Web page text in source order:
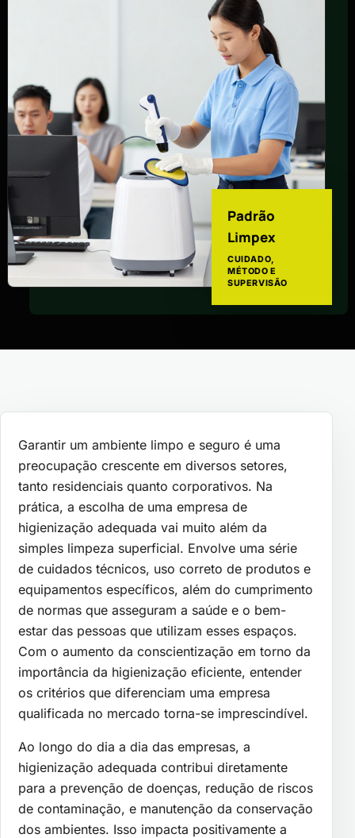
Padrão
Limpex
CUIDADO,
MÉTODO E
SUPERVISÃO
Garantir um ambiente limpo e seguro é uma
preocupação crescente em diversos setores,
tanto residenciais quanto corporativos. Na
prática, a escolha de uma empresa de
higienização adequada vai muito além da
simples limpeza superficial. Envolve uma série
de cuidados técnicos, uso correto de produtos e
equipamentos específicos, além do cumprimento
de normas que asseguram a saúde e o bem-
estar das pessoas que utilizam esses espaços.
Com o aumento da conscientização em torno da
importância da higienização eficiente, entender
os critérios que diferenciam uma empresa
qualificada no mercado torna-se imprescindível.
Ao longo do dia a dia das empresas, a
higienização adequada contribui diretamente
para a prevenção de doenças, redução de riscos
de contaminação, e manutenção da conservação
dos ambientes. Isso impacta positivamente a